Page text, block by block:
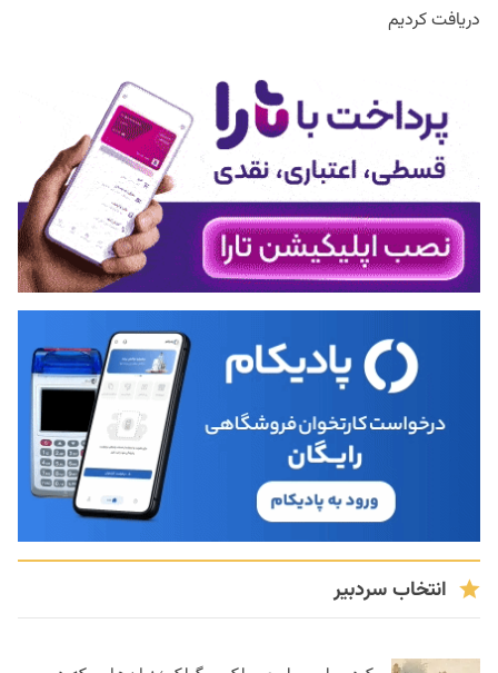
دریافت کردیم
انتخاب سردبیر